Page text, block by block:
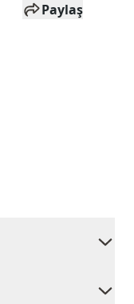
Paylaş